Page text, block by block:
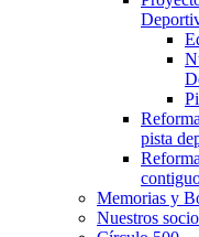
pista
Memorias y
Nuestros